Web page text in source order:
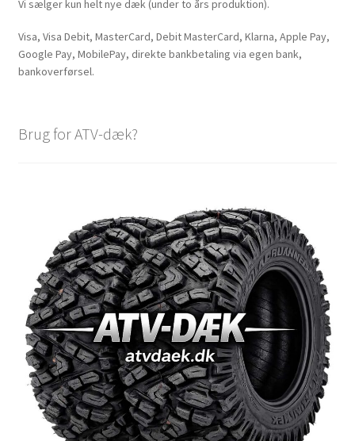
Vi sælger kun helt nye dæk (under to års produktion).
Visa, Visa Debit, MasterCard, Debit MasterCard, Klarna, Apple Pay,
Google Pay, MobilePay, direkte bankbetaling via egen bank,
bankoverførsel.
Brug for ATV-dæk?